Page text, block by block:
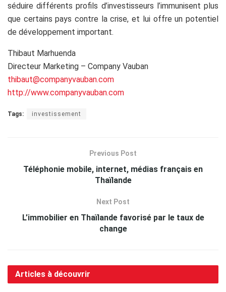
séduire différents profils d’investisseurs l’immunisent plus
que certains pays contre la crise, et lui offre un potentiel
de développement important.
Thibaut Marhuenda
Directeur Marketing – Company Vauban
thibaut@companyvauban.com
http://www.companyvauban.com
Tags: investissement
Previous Post
Téléphonie mobile, internet, médias français en
Thaïlande
Next Post
L’immobilier en Thaïlande favorisé par le taux de
change
Articles à découvrir